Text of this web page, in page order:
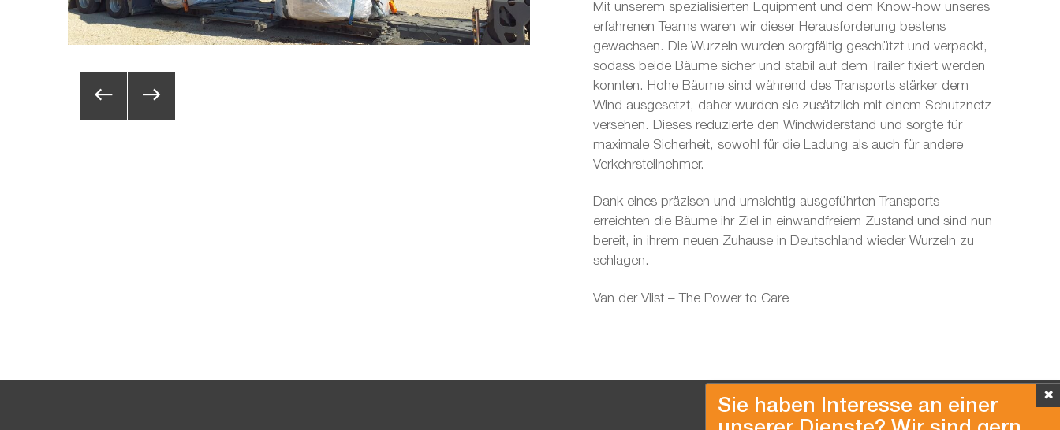
Mit unserem spezialisierten Equipment und dem Know-how unseres
erfahrenen Teams waren wir dieser Herausforderung bestens
gewachsen. Die Wurzeln wurden sorgfältig geschützt und verpackt,
sodass beide Bäume sicher und stabil auf dem Trailer fixiert werden
konnten. Hohe Bäume sind während des Transports stärker dem
Wind ausgesetzt, daher wurden sie zusätzlich mit einem Schutznetz
versehen. Dieses reduzierte den Windwiderstand und sorgte für
maximale Sicherheit, sowohl für die Ladung als auch für andere
Verkehrsteilnehmer.
Dank eines präzisen und umsichtig ausgeführten Transports
erreichten die Bäume ihr Ziel in einwandfreiem Zustand und sind nun
bereit, in ihrem neuen Zuhause in Deutschland wieder Wurzeln zu
schlagen.
Van der Vlist – The Power to Care
✖
Sie haben Interesse an einer